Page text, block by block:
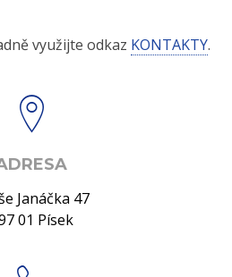
využijte odkaz KONTAKTY.
Janáčka 47
01 Písek